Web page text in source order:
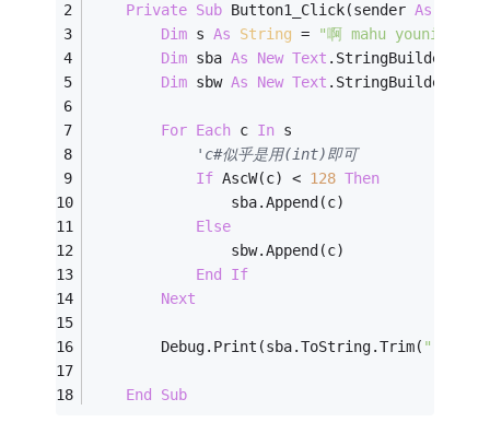
Private Sub Button1_Click(sender As
Dim s As String =
"啊 mahu youniao "
Dim sba As New Text .StringBuilder
Dim sbw As New Text .StringBuilder
For Each c In s
'c#似乎是用(int)即可
If AscW(c) < 128 Then
                sba.Append(c)
Else
                sbw.Append(c)
End
If
Next
        Debug.Print(sba.ToString.Trim(
" "
End Sub